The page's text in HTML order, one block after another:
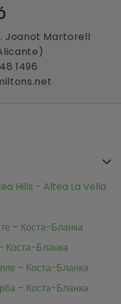
Joanot Martorell
1496
Hills - Altea La Vella
– Коста-Бланка
Коста-Бланка
– Коста-Бланка
– Коста-Бланка